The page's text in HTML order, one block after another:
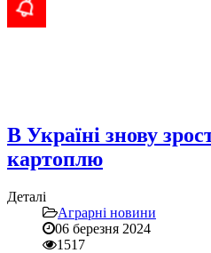
В Україні знову
картоплю
Деталі
Аграрні новини
06 березня 2024
1517